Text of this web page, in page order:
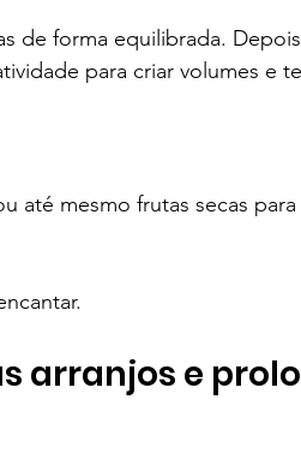
de forma equilibrada.
para criar volumes e
até mesmo frutas secas
arranjos e